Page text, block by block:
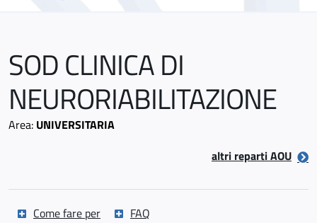
SOD CLINICA DI
NEURORIABILITAZIONE
Area: UNIVERSITARIA
altri reparti AOU
Come fare per FAQ